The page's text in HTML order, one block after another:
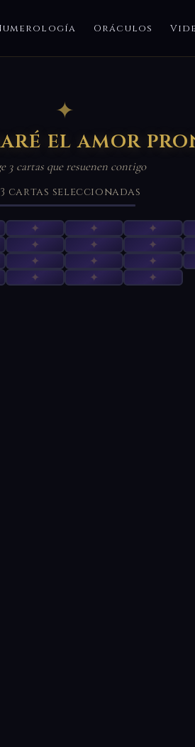
Oráculos
✦
el amor
3 cartas que resuenen contigo
cartas seleccionadas
✦ ✦ ✦
✦ ✦ ✦
✦ ✦ ✦
✦ ✦ ✦